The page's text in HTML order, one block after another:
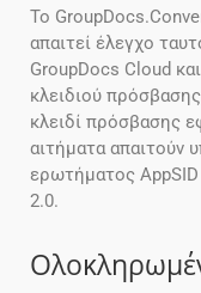
Το
απαιτεί έλεγχο
GroupDocs Cloud
κλειδιού
κλειδί πρόσβασης
αιτήματα απαιτούν
ερωτήματος
2.0.